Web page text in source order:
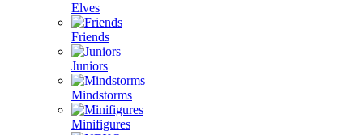
Elves
Friends
Juniors
Mindstorms
Minifigures